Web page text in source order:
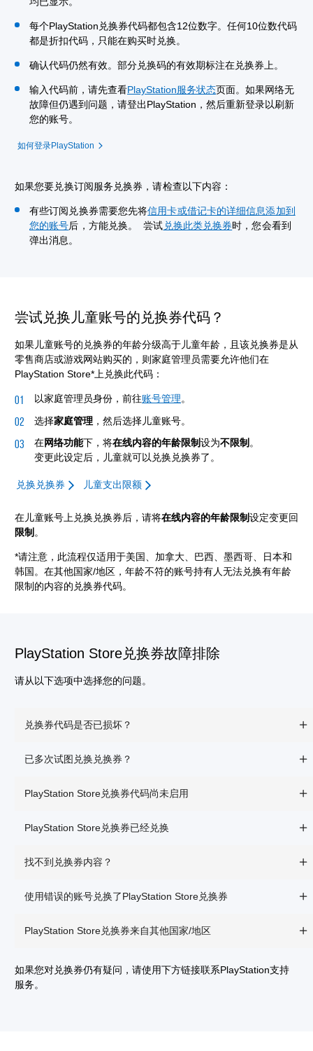
每个PlayStation兑换券代码都包含12位数字。任何10位数代码
都是折扣代码，只能在购买时兑换。
确认代码仍然有效。部分兑换码的有效期标注在兑换券上。
输入代码前，请先查看PlayStation服务状态页面。如果网络无
故障但仍遇到问题，请登出PlayStation，然后重新登录以刷新
您的账号。
如何登录PlayStation
如果您要兑换订阅服务兑换券，请检查以下内容：
有些订阅兑换券需要您先将信用卡或借记卡的详细信息添加到
您的账号后，方能兑换。 尝试 兑换此类兑换券时，您会看到
弹出消息。
尝试兑换儿童账号的兑换券代码？
如果儿童账号的兑换券的年龄分级高于儿童年龄，且该兑换券是从
零售商店或游戏网站购买的，则家庭管理员需要允许他们在
PlayStation Store*上兑换此代码：
以家庭管理员身份，前往账号管理。
选择家庭管理 ，然后选择儿童账号。
在网络功能下，将在线内容的年龄限制设为不限制 。
变更此设定后，儿童就可以兑换兑换券了。
兑换兑换券 儿童支出限额
在儿童账号上兑换兑换券后，请将在线内容的年龄限制设定变更回
限制。
*请注意，此流程仅适用于美国、加拿大、巴西、墨西哥、日本和
韩国。在其他国家/地区，年龄不符的账号持有人无法兑换有年龄
限制的内容的兑换券代码。
PlayStation Store兑换券故障排除
请从以下选项中选择您的问题。
兑换券代码是否已损坏？
已多次试图兑换兑换券？
PlayStation Store兑换券代码尚未启用
PlayStation Store兑换券已经兑换
找不到兑换券内容？
使用错误的账号兑换了PlayStation Store兑换券
PlayStation Store兑换券来自其他国家/地区
如果您对兑换券仍有疑问，请使用下方链接联系PlayStation支持
服务。